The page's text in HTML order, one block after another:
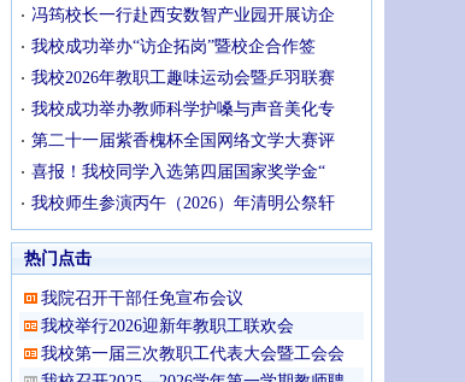
冯筠校长一行赴西安数智产业园开展访企
我校成功举办“访企拓岗”暨校企合作签
我校2026年教职工趣味运动会暨乒羽联赛
我校成功举办教师科学护嗓与声音美化专
第二十一届紫香槐杯全国网络文学大赛评
喜报！我校同学入选第四届国家奖学金“
我校师生参演丙午（2026）年清明公祭轩
热门点击
我院召开干部任免宣布会议
我校举行2026迎新年教职工联欢会
我校第一届三次教职工代表大会暨工会会